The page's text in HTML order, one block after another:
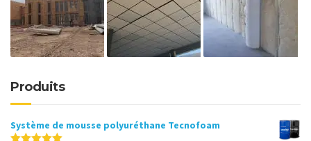
Produits
Système de mousse polyuréthane Tecnofoam